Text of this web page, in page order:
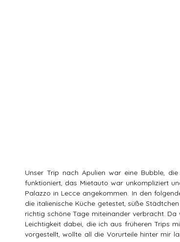
Unser Trip nach Apulien war eine Bubble,
funktioniert, das Mietauto war unkompliziert
Palazzo in Lecce angekommen. In den
die italienische Küche getestet, süße
richtig schöne Tage miteinander verbracht. Da
Leichtigkeit dabei, die ich aus früheren Trips
vorgestellt, wollte all die Vorurteile hinter mir